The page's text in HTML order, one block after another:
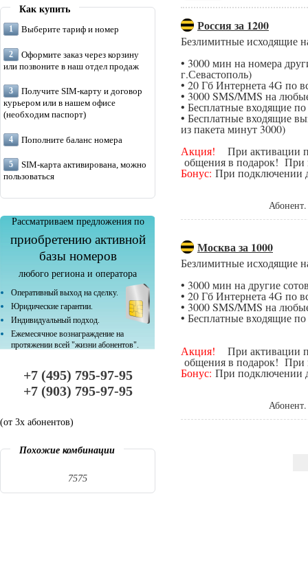
Как купить
Выберите тариф и номер
Оформите заказ через корзину
или позвоните в наш отдел продаж
Получите SIM-карту и договор
курьером или в нашем офисе
(необходим паспорт)
Пополните баланс номера
SIM-карта активирована, можно
пользоваться
Рассматриваем предложения по
приобретению активной
базы номеров
любого региона и оператора
Оперативный выход на сделку.
Юридические гарантии.
Индивидуальный подход.
Ежемесячное вознаграждение на
протяжении всей "жизни абонентов".
+7 (495) 795-97-95
+7 (903) 795-97-95
(от 3х абонентов)
Похожие комбинации
7575
Россия за 1200
Безлимитные исходящие
• 3000 мин на номера
г.Севастополь)
• 20 Гб Интернета 4G по
• 3000 SMS/MMS на
• Бесплатные входящие
• Бесплатные входящие
из пакета минут 3000)
Акция! При активации
общения в подарок! При
Бонус: При подключении
Москва за 1000
Безлимитные исходящие
• 3000 мин на другие
• 20 Гб Интернета 4G по
• 3000 SMS/MMS на
• Бесплатные входящие
Акция! При активации
общения в подарок! При
Бонус: При подключении